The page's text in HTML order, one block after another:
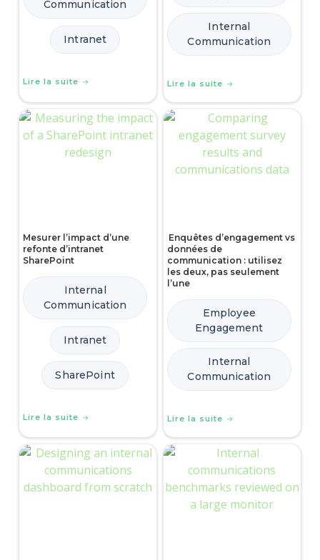
Communication
Intranet
Lire la suite
Internal
Communication
Lire la suite
Mesurer l’impact d’une
refonte d’intranet
SharePoint
Internal
Communication
Intranet
SharePoint
Lire la suite
Enquêtes d’engagement vs
données de
communication : utilisez
les deux, pas seulement
l’une
Employee
Engagement
Internal
Communication
Lire la suite